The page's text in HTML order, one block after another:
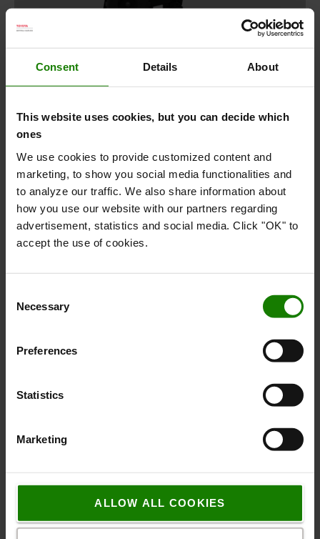
Consent Details About
This website uses cookies, but you can decide which
ones
We use cookies to provide customized content and
marketing, to show you social media functionalities and
to analyze our traffic. We also share information about
how you use our website with our partners regarding
advertisement, statistics and social media. Click "OK" to
accept the use of cookies.
Selection
Necessary
Preferences
Statistics
Marketing
ALLOW ALL COOKIES